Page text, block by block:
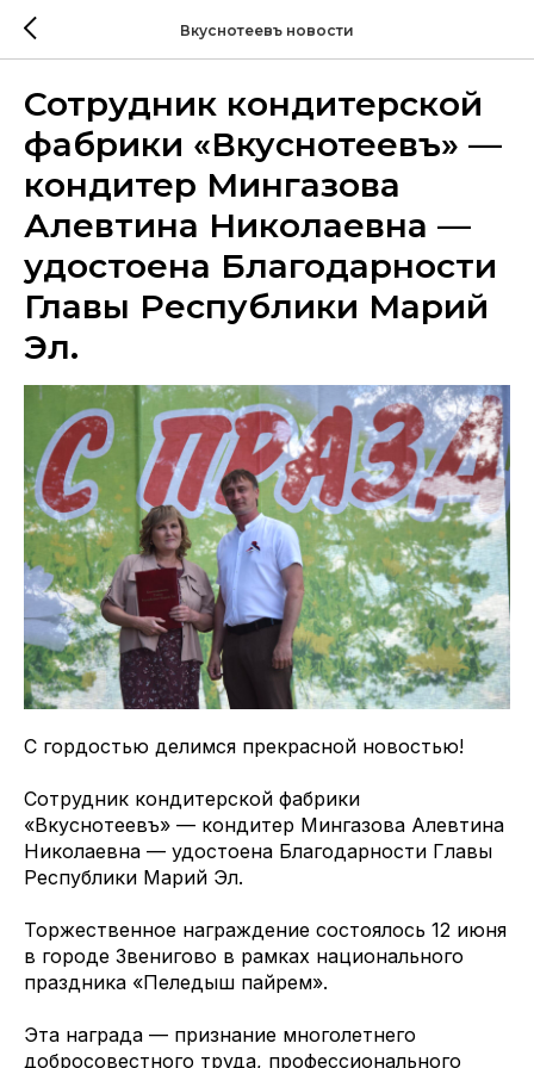
Вкуснотеевъ новости
Сотрудник кондитерской
фабрики «Вкуснотеевъ» —
кондитер Мингазова
Алевтина Николаевна —
удостоена Благодарности
Главы Республики Марий
Эл.
С гордостью делимся прекрасной новостью!
Сотрудник кондитерской фабрики
«Вкуснотеевъ» — кондитер Мингазова Алевтина
Николаевна — удостоена Благодарности Главы
Республики Марий Эл.
Торжественное награждение состоялось 12 июня
в городе Звенигово в рамках национального
праздника «Пеледыш пайрем».
Эта награда — признание многолетнего
добросовестного труда, профессионального